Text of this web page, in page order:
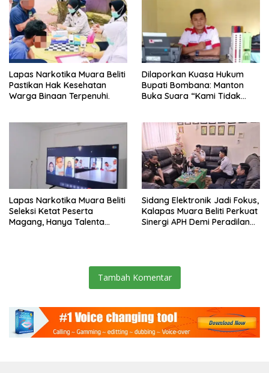
Lapas Narkotika Muara Beliti
Pastikan Hak Kesehatan
Warga Binaan Terpenuhi.
Dilaporkan Kuasa Hukum
Bupati Bombana: Manton
Buka Suara “Kami Tidak
Lapas Narkotika Muara Beliti
Seleksi Ketat Peserta
Magang, Hanya Talenta
Sidang Elektronik Jadi Fokus,
Kalapas Muara Beliti Perkuat
Sinergi APH Demi Peradilan
Tambah Komentar